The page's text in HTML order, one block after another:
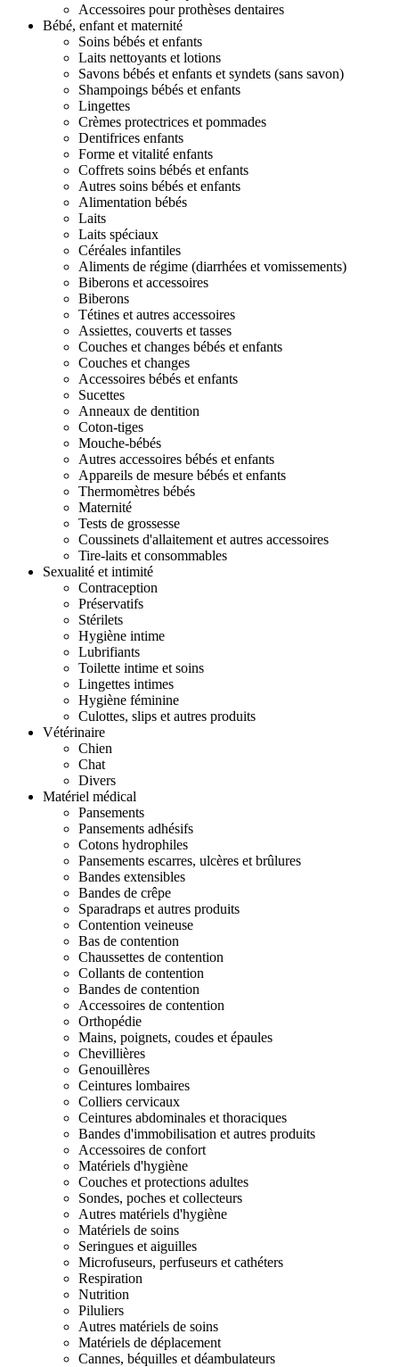
Accessoires pour prothèses dentaires
Bébé, enfant et maternité
Soins bébés et enfants
Laits nettoyants et lotions
Savons bébés et enfants et syndets (sans savon)
Shampoings bébés et enfants
Lingettes
Crèmes protectrices et pommades
Dentifrices enfants
Forme et vitalité enfants
Coffrets soins bébés et enfants
Autres soins bébés et enfants
Alimentation bébés
Laits
Laits spéciaux
Céréales infantiles
Aliments de régime (diarrhées et vomissements)
Biberons et accessoires
Biberons
Tétines et autres accessoires
Assiettes, couverts et tasses
Couches et changes bébés et enfants
Couches et changes
Accessoires bébés et enfants
Sucettes
Anneaux de dentition
Coton-tiges
Mouche-bébés
Autres accessoires bébés et enfants
Appareils de mesure bébés et enfants
Thermomètres bébés
Maternité
Tests de grossesse
Coussinets d'allaitement et autres accessoires
Tire-laits et consommables
Sexualité et intimité
Contraception
Préservatifs
Stérilets
Hygiène intime
Lubrifiants
Toilette intime et soins
Lingettes intimes
Hygiène féminine
Culottes, slips et autres produits
Vétérinaire
Chien
Chat
Divers
Matériel médical
Pansements
Pansements adhésifs
Cotons hydrophiles
Pansements escarres, ulcères et brûlures
Bandes extensibles
Bandes de crêpe
Sparadraps et autres produits
Contention veineuse
Bas de contention
Chaussettes de contention
Collants de contention
Bandes de contention
Accessoires de contention
Orthopédie
Mains, poignets, coudes et épaules
Chevillières
Genouillères
Ceintures lombaires
Colliers cervicaux
Ceintures abdominales et thoraciques
Bandes d'immobilisation et autres produits
Accessoires de confort
Matériels d'hygiène
Couches et protections adultes
Sondes, poches et collecteurs
Autres matériels d'hygiène
Matériels de soins
Seringues et aiguilles
Microfuseurs, perfuseurs et cathéters
Respiration
Nutrition
Piluliers
Autres matériels de soins
Matériels de déplacement
Cannes, béquilles et déambulateurs